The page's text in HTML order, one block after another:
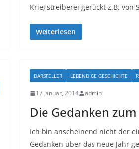
Kriegstreiberei gerückt z.B. von
Weiterlesen
DARSTELLER LEBENDIGE GESCHICHTE
17 Januar, 2014 admin
Die Gedanken
Ich bin anscheinend nicht der
Gedanken über das neue Jahr